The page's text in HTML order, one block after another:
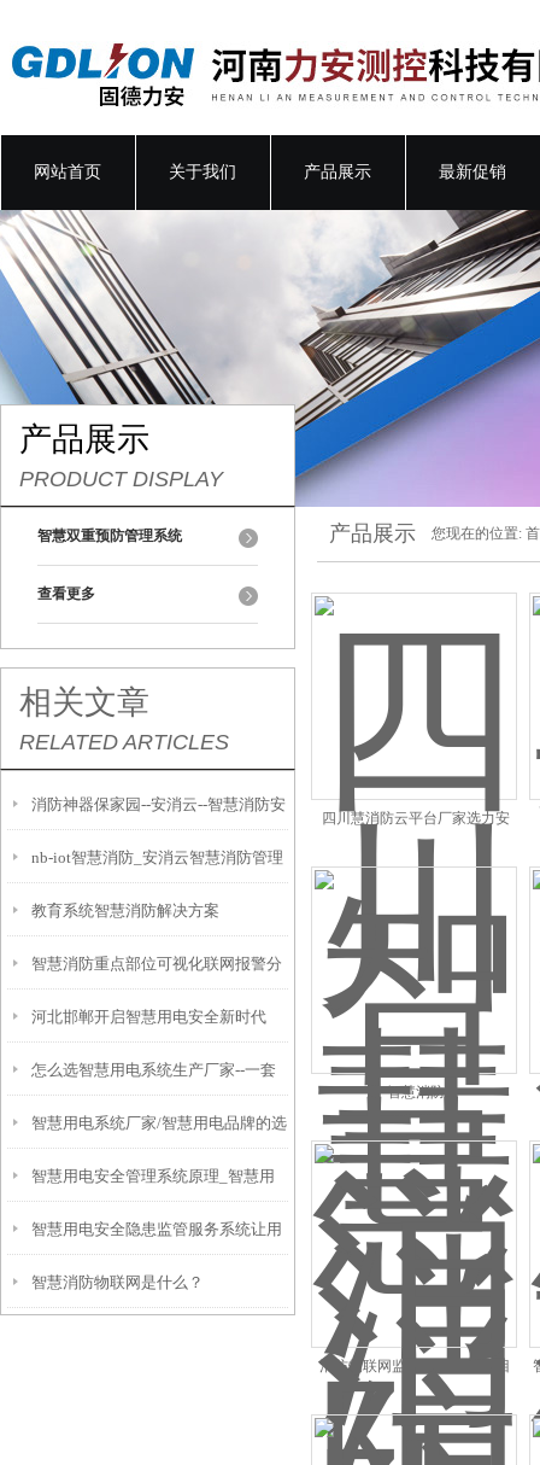
网站首页 关于我们 产品展示 最新促销
产品展示
PRODUCT DISPLAY
智慧双重预防管理系统
查看更多
相关文章
RELATED ARTICLES
消防神器保家园--安消云--智慧消防安
全服务云平台系统
nb-iot智慧消防_安消云智慧消防管理
综合应用平台
教育系统智慧消防解决方案
智慧消防重点部位可视化联网报警分
析系统
河北邯郸开启智慧用电安全新时代
怎么选智慧用电系统生产厂家--一套
智慧用电系统多少钱--力安科技
智慧用电系统厂家/智慧用电品牌的选
择--力安科技
智慧用电安全管理系统原理_智慧用
电安全管理系统功能应用
智慧用电安全隐患监管服务系统让用
电更加安全有效
智慧消防物联网是什么？
产品展示 您现在的位置:
四川慧消防云平台厂家选力安
智慧消防
消防物联网监控系统 热门项目